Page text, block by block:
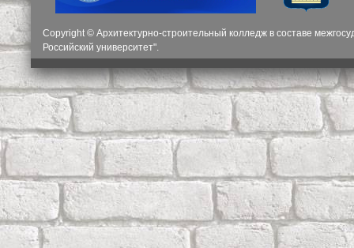
Copyright © Архитектурно-строительный колледж в составе
Российский университет".